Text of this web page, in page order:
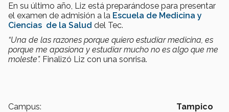
En su último año, Liz está preparándose para presentar
el examen de admisión a la Escuela de Medicina y
Ciencias de la Salud del Tec.
“Una de las razones porque quiero estudiar medicina, es
porque me apasiona y estudiar mucho no es algo que me
moleste”. Finalizó Liz con una sonrisa.
Campus: Tampico